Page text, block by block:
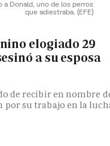
a Donald, uno de los perros
que adiestraba. (EFE)
elogiado 29
a su esposa
de recibir en nombre
por su trabajo en la